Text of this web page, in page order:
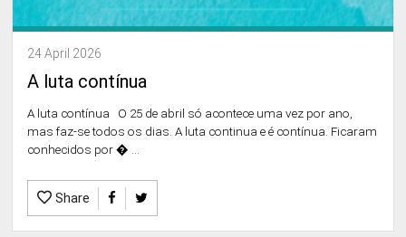
24 April 2026
A luta contínua
A luta contínua O 25 de abril só acontece uma vez por ano,
mas faz-se todos os dias. A luta continua e é contínua. Ficaram
conhecidos por � ...
Share